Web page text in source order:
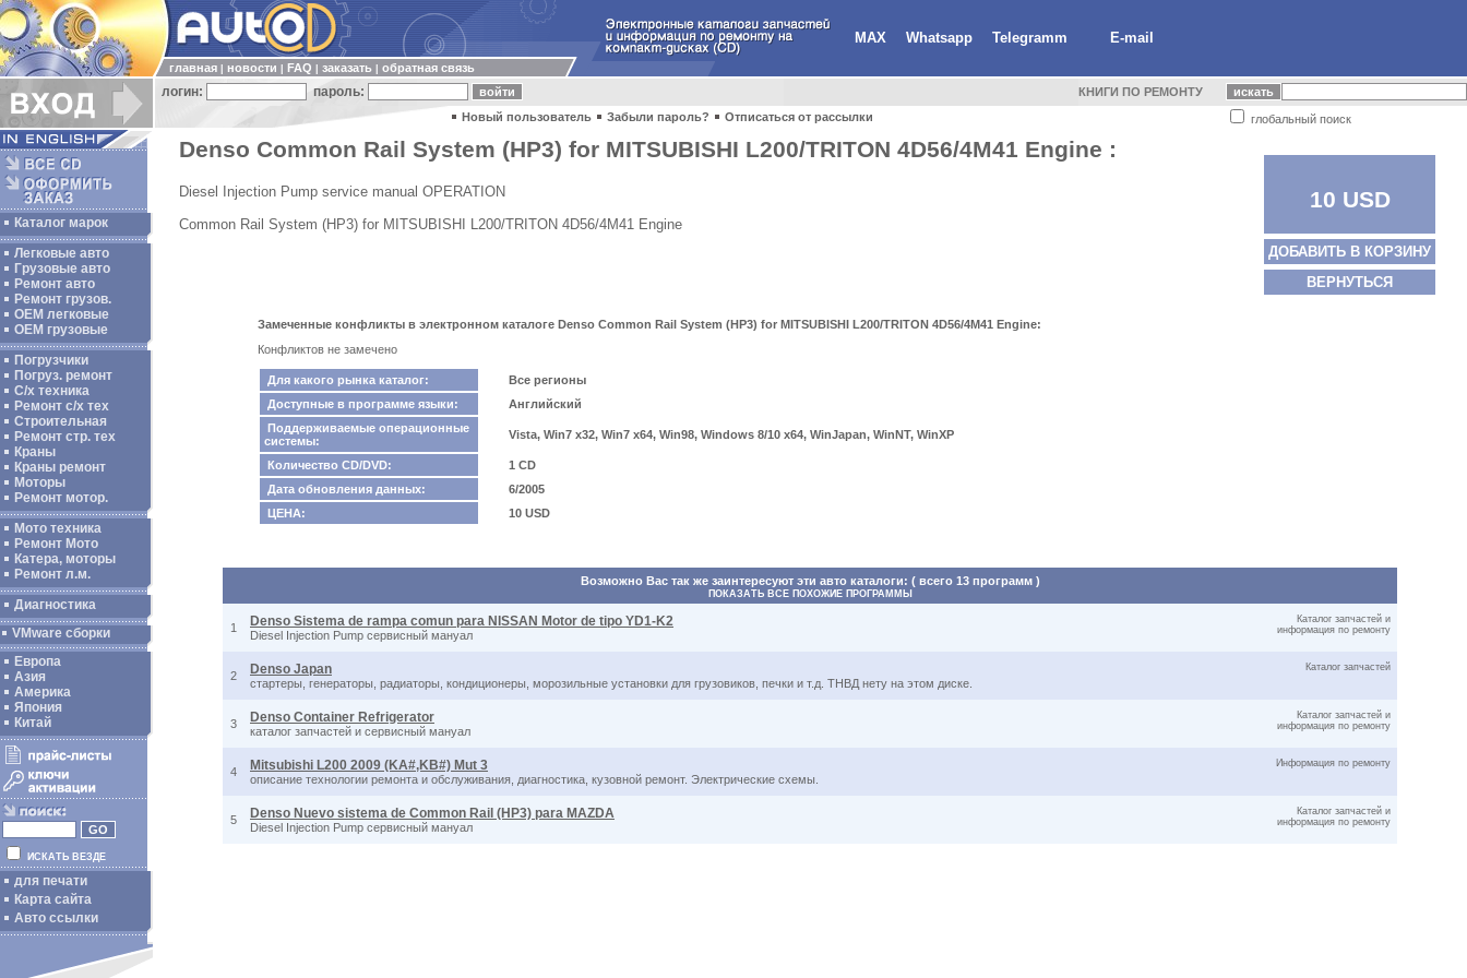
MAX Whatsapp Telegramm E-mail
главная новости FAQ заказать обратная связь
логин: пароль: КНИГИ ПО РЕМОНТУ
глобальный поиск
Новый пользователь Забыли пароль? Отписаться от рассылки
Каталог марок
Легковые авто
Грузовые авто
Ремонт авто
Ремонт грузов.
ОЕМ легковые
OEM грузовые
Погрузчики
Погруз. ремонт
С/х техника
Ремонт с/х тех
Строительная
Ремонт стр. тех
Краны
Краны ремонт
Моторы
Ремонт мотор.
Мото техника
Ремонт Мото
Катера, моторы
Ремонт л.м.
Диагностика
VMware сборки
Европа
Азия
Америка
Япония
Китай
ИСКАТЬ ВЕЗДЕ
для печати
Карта сайта
Авто ссылки
Denso Common Rail System (HP3) for MITSUBISHI L200/TRITON 4D56/4M41 Engine :
Diesel Injection Pump service manual OPERATION
Common Rail System (HP3) for MITSUBISHI L200/TRITON 4D56/4M41 Engine
10 USD
ДОБАВИТЬ В КОРЗИНУ
ВЕРНУТЬСЯ
Замеченные конфликты в электронном каталоге Denso Common Rail System (HP3) for MITSUBISHI L200/TRITON 4D56/4M41 Engine:
Конфликтов не замечено
Для какого рынка каталог:
Все регионы
Доступные в программе языки:
Английский
Поддерживаемые операционные
системы:
Vista, Win7 x32, Win7 x64, Win98, Windows 8/10 x64, WinJapan, WinNT, WinXP
Количество CD/DVD:
1 CD
Дата обновления данных:
6/2005
ЦЕНА:
10 USD
Возможно Вас так же заинтересуют эти авто каталоги: ( всего 13 программ )
ПОКАЗАТЬ ВСЕ ПОХОЖИЕ ПРОГРАММЫ
1 Denso Sistema de rampa comun para NISSAN Motor de tipo YD1-K2
Diesel Injection Pump сервисный мануал
Каталог запчастей и
информация по ремонту
2 Denso Japan
стартеры, генераторы, радиаторы, кондиционеры, морозильные установки для грузовиков, печки и т.д. ТНВД нету на этом диске.
Каталог запчастей
3 Denso Container Refrigerator
каталог запчастей и сервисный мануал
Каталог запчастей и
информация по ремонту
4 Mitsubishi L200 2009 (KA#,KB#) Mut 3
описание технологии ремонта и обслуживания, диагностика, кузовной ремонт. Электрические схемы.
Информация по ремонту
5 Denso Nuevo sistema de Common Rail (HP3) para MAZDA
Diesel Injection Pump сервисный мануал
Каталог запчастей и
информация по ремонту